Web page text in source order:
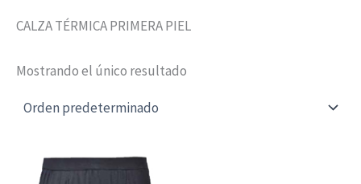
CALZA TÉRMICA PRIMERA PIEL
Mostrando el único resultado